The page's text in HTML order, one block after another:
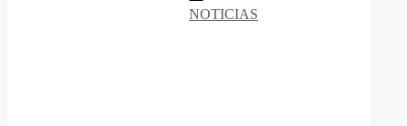
Categorías
NOTICIAS